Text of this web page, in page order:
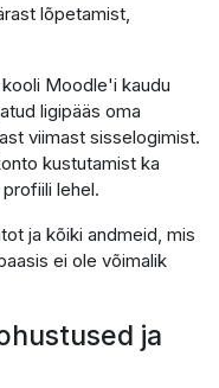
lõpetamist,
Moodle'i kaudu
ligipääs oma
viimast sisselogimist.
kustutamist ka
lehel.
ja kõiki andmeid, mis
ei ole võimalik
ja